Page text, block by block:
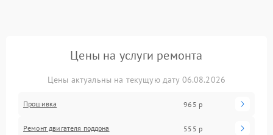
Цены на услуги ремонта
Цены актуальны на текущую дату 06.08.2026
Прошивка 965 р
Ремонт двигателя поддона 555 р